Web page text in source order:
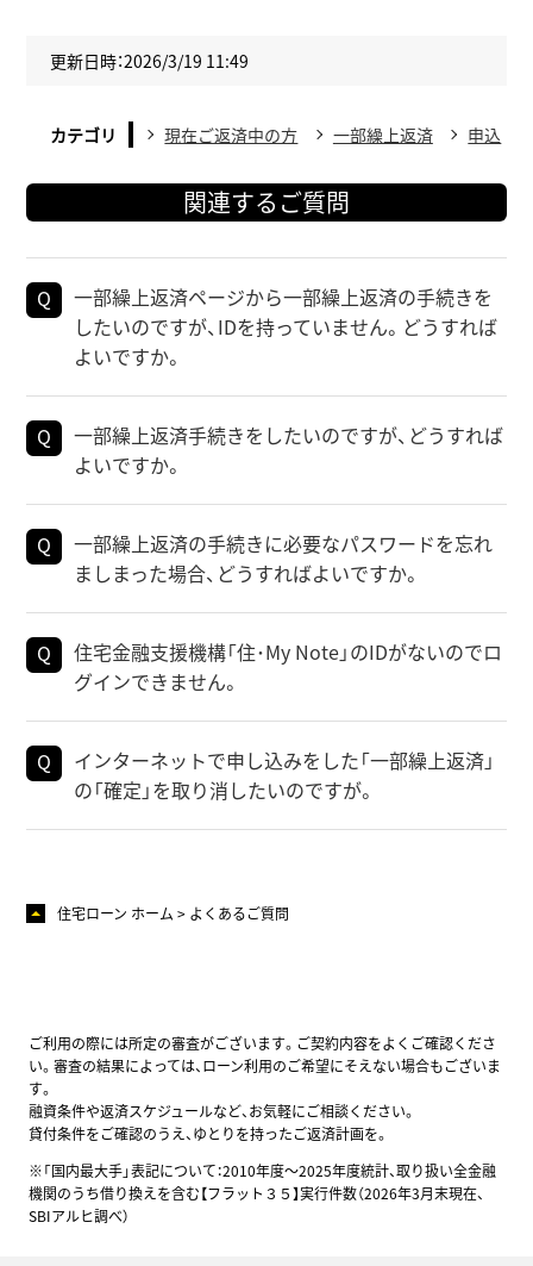
更新日時：2026/3/19 11:49
カテゴリ 現在ご返済中の方 一部繰上返済 申込
関連するご質問
一部繰上返済ページから一部繰上返済の手続きを
したいのですが、IDを持っていません。どうすれば
よいですか。
一部繰上返済手続きをしたいのですが、どうすれば
よいですか。
一部繰上返済の手続きに必要なパスワードを忘れ
ましまった場合、どうすればよいですか。
住宅金融支援機構「住･My Note」のIDがないのでロ
グインできません。
インターネットで申し込みをした「一部繰上返済」
の「確定」を取り消したいのですが。
住宅ローン ホーム よくあるご質問
ご利用の際には所定の審査がございます。ご契約内容をよくご確認くださ
い。審査の結果によっては、ローン利用のご希望にそえない場合もございま
す。
融資条件や返済スケジュールなど、お気軽にご相談ください。
貸付条件をご確認のうえ、ゆとりを持ったご返済計画を。
※「国内最大手」表記について：2010年度～2025年度統計、取り扱い全金融
機関のうち借り換えを含む【フラット３５】実行件数（2026年3月末現在、
SBIアルヒ調べ）